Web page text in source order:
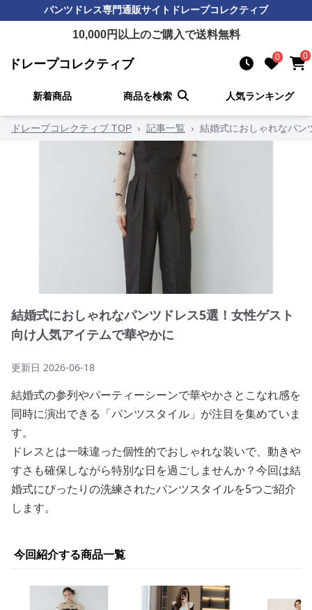
パンツドレス専門通販サイト ドレープコレクティブ
10,000円以上のご購入で送料無料
ドレープコレクティブ 0 0
新着商品 商品を検索 人気ランキング
ドレープコレクティブ TOP › 記事一覧 › 結婚式におしゃれなパン
結婚式におしゃれなパンツドレス5選！女性ゲスト
向け人気アイテムで華やかに
更新日 2026-06-18
結婚式の参列やパーティーシーンで華やかさとこなれ感を
同時に演出できる「パンツスタイル」が注目を集めていま
す。
ドレスとは一味違った個性的でおしゃれな装いで、動きや
すさも確保しながら特別な日を過ごしませんか？今回は結
婚式にぴったりの洗練されたパンツスタイルを5つご紹介
します。
今回紹介する商品一覧